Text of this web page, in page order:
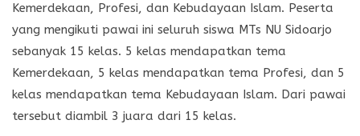
Kemerdekaan, Profesi, dan Kebudayaan Islam. Peserta
yang mengikuti pawai ini seluruh siswa MTs NU Sidoarjo
sebanyak 15 kelas. 5 kelas mendapatkan tema
Kemerdekaan, 5 kelas mendapatkan tema Profesi, dan 5
kelas mendapatkan tema Kebudayaan Islam. Dari pawai
tersebut diambil 3 juara dari 15 kelas.